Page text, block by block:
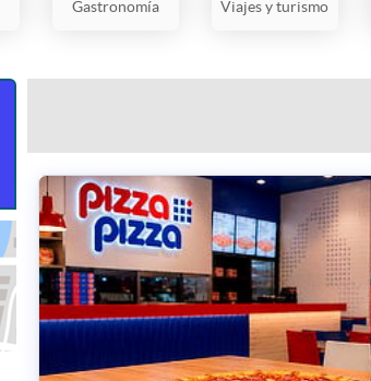
Gastronomía Viajes y turismo